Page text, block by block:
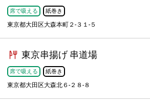
席で吸える 紙巻き
東京都大田区大森本町２-３１-５
東京串揚げ 串道場
席で吸える 紙巻き
東京都大田区大森北６-２８-８